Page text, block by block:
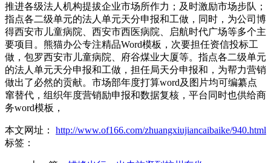
推进各级法人机构提拔企业市场所作力；及时激励市场步队；
指点各二级单元的法人单元天分申报和工做，同时，为公司博
得西安市儿童病院、西安市西医病院、启航时代广场等多个主
要项目。熊猫办公专注精品Word模板，次要担任资信投标工
做，包罗西安市儿童病院、府谷煤业大厦等。指点各二级单元
的法人单元天分申报和工做，担任局天分申报和，为帮力营销
做出了必然的贡献。市场部年度打算word及图片均可编纂点
窜替代，组织年度营销励申报和数据复核，平台同时也供给商
务word模板，
本文网址： http://www.of166.com/zhuangxiujiancaibaike/940.html
标签：